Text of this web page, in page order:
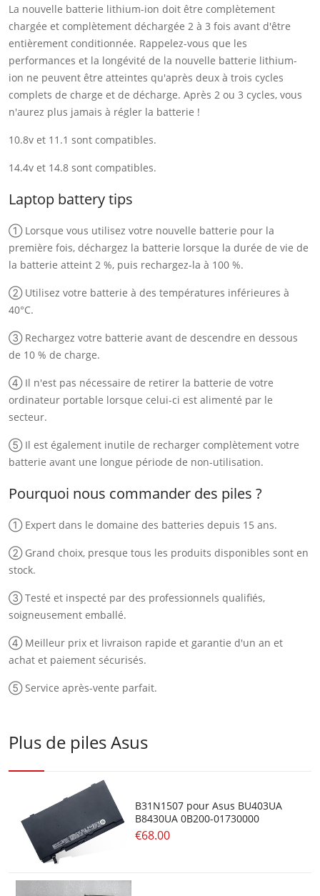
La nouvelle batterie lithium-ion doit être complètement
chargée et complètement déchargée 2 à 3 fois avant d'être
entièrement conditionnée. Rappelez-vous que les
performances et la longévité de la nouvelle batterie lithium-
ion ne peuvent être atteintes qu'après deux à trois cycles
complets de charge et de décharge. Après 2 ou 3 cycles, vous
n'aurez plus jamais à régler la batterie !
10.8v et 11.1 sont compatibles.
14.4v et 14.8 sont compatibles.
Laptop battery tips
① Lorsque vous utilisez votre nouvelle batterie pour la
première fois, déchargez la batterie lorsque la durée de vie de
la batterie atteint 2 %, puis rechargez-la à 100 %.
② Utilisez votre batterie à des températures inférieures à
40°C.
③ Rechargez votre batterie avant de descendre en dessous
de 10 % de charge.
④ Il n'est pas nécessaire de retirer la batterie de votre
ordinateur portable lorsque celui-ci est alimenté par le
secteur.
⑤ Il est également inutile de recharger complètement votre
batterie avant une longue période de non-utilisation.
Pourquoi nous commander des piles ?
① Expert dans le domaine des batteries depuis 15 ans.
② Grand choix, presque tous les produits disponibles sont en
stock.
③ Testé et inspecté par des professionnels qualifiés,
soigneusement emballé.
④ Meilleur prix et livraison rapide et garantie d'un an et
achat et paiement sécurisés.
⑤ Service après-vente parfait.
Plus de piles Asus
B31N1507 pour Asus BU403UA
B8430UA 0B200-01730000
€68.00